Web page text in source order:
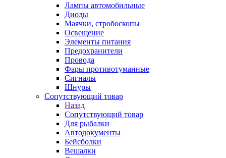
Лампы автомобильные
Диоды
Маячки, стробоскопы
Освещение
Элементы питания
Предохранители
Провода
Фары противотуманные
Сигналы
Шнуры
Сопутствующий товар
Назад
Сопутствующий товар
Для рыбалки
Автодокументы
Бейсболки
Вешалки